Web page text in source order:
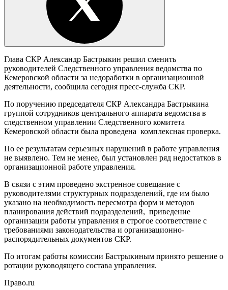
Глава СКР Александр Бастрыкин решил сменить
руководителей Следственного управления ведомства по
Кемеровской области за недоработки в организационной
деятельности, сообщила сегодня пресс-служба СКР.
По поручению председателя СКР Александра Бастрыкина
группой сотрудников центрального аппарата ведомства в
следственном управлении Следственного комитета
Кемеровской области была проведена комплексная проверка.
По ее результатам серьезных нарушений в работе управления
не выявлено. Тем не менее, был установлен ряд недостатков в
организационной работе управления.
В связи с этим проведено экстренное совещание с
руководителями структурных подразделений, где им было
указано на необходимость пересмотра форм и методов
планирования действий подразделений, приведение
организации работы управления в строгое соответствие с
требованиями законодательства и организационно-
распорядительных документов СКР.
По итогам работы комиссии Бастрыкиным принято решение о
ротации руководящего состава управления.
Право.ru